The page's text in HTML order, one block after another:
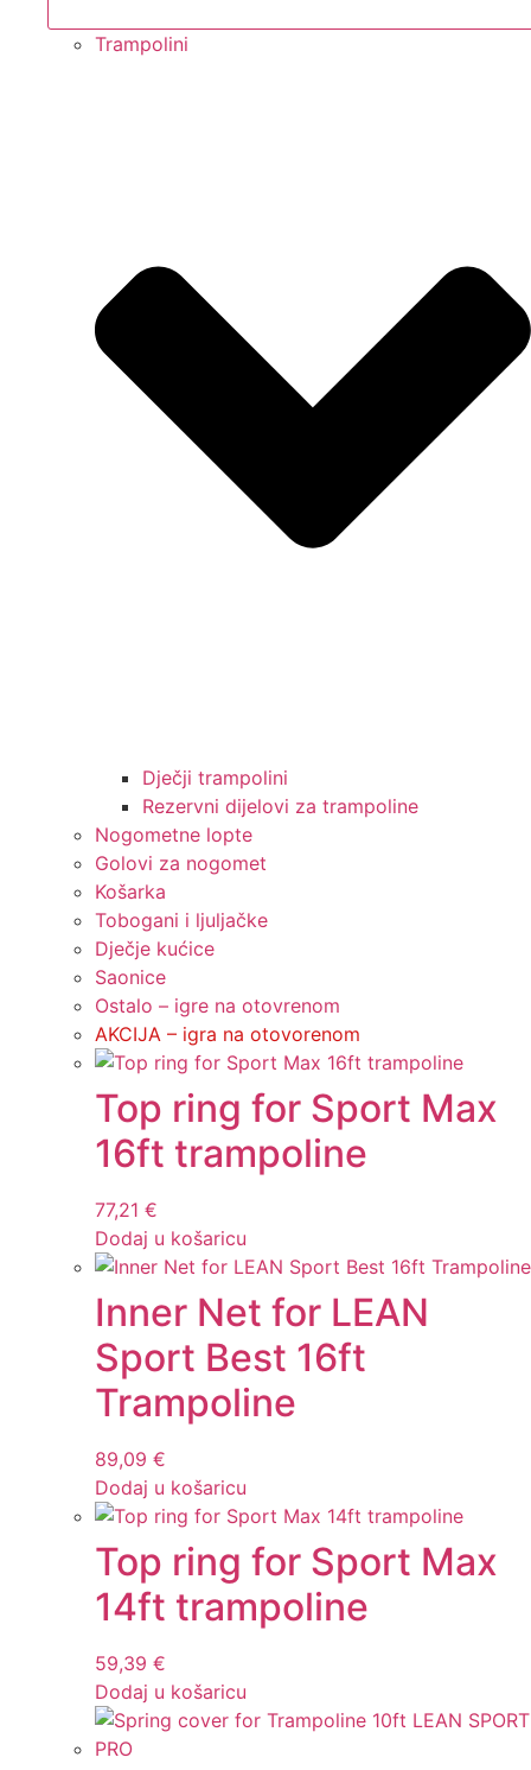
Trampolini
Dječji trampolini
Rezervni dijelovi za trampoline
Nogometne lopte
Golovi za nogomet
Košarka
Tobogani i ljuljačke
Dječje kućice
Saonice
Ostalo – igre na otovrenom
AKCIJA – igra na otovorenom
Top ring for Sport Max
16ft trampoline
77,21 €
Dodaj u košaricu
Inner Net for LEAN
Sport Best 16ft
Trampoline
89,09 €
Dodaj u košaricu
Top ring for Sport Max
14ft trampoline
59,39 €
Dodaj u košaricu